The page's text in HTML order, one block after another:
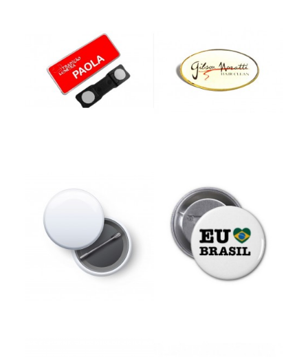
Botton de Metal Botton Oval
Button Americano
Button Americano